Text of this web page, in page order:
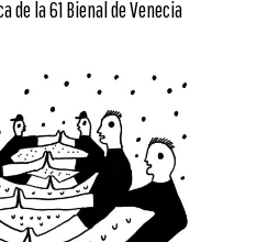
la 61 Bienal de Venecia